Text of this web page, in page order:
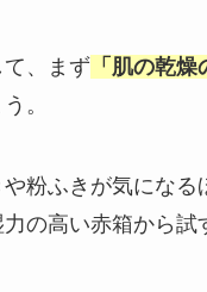
、まず 「肌の乾燥
。
粉ふきが気になる
の高い赤箱から試